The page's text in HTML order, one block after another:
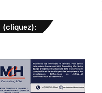
(cliquez):